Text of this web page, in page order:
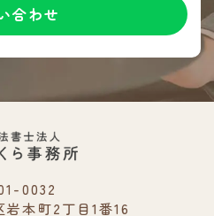
合わせ
0032
岩本町2丁目1番16